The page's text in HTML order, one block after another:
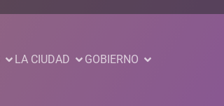
LA CIUDAD GOBIERNO